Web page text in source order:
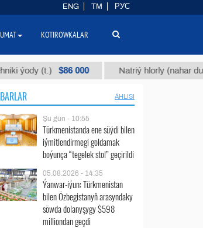
(t.) $86 000 Natriý hlorly (nahar duzy) (t.)
ÄHLISI
Şu gün - 10:55
Türkmenistanda ene süýdi bilen
iýmitlendirmegi goldamak
boýunça “tegelek stol” geçirildi
05.08.2026 - 14:35
Ýanwar-iýun: Türkmenistan
bilen Özbegistanyň arasyndaky
söwda dolanyşygy $598
milliondan geçdi
ENG TM РУС
KOTIROWKALAR